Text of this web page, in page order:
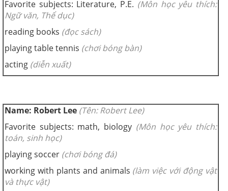
Favorite subjects: Literature, P.E. (Môn học yêu thích:
Ngữ văn, Thể dục)
reading books (đọc sách)
playing table tennis (chơi bóng bàn)
acting (diễn xuất)
Name: Robert Lee (Tên: Robert Lee)
Favorite subjects: math, biology (Môn học yêu thích:
toán, sinh học)
playing soccer (chơi bóng đá)
working with plants and animals (làm việc với động vật
và thực vật)